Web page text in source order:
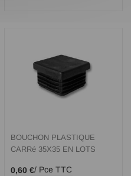
BOUCHON PLASTIQUE
CARRé 35X35 EN LOTS
0,60 €/ Pce TTC